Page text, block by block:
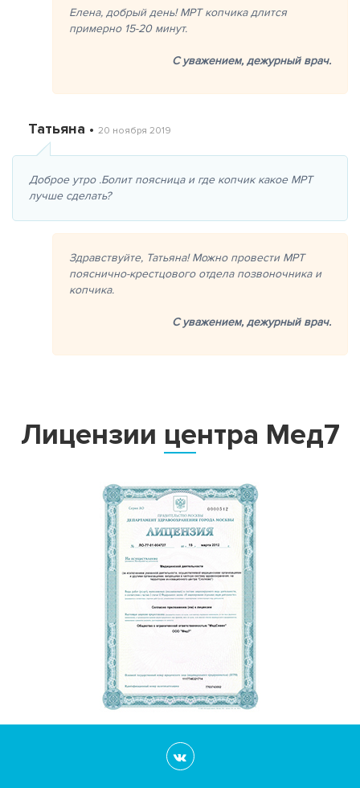
Елена, добрый день! МРТ копчика длится
примерно 15-20 минут.
С уважением, дежурный врач.
Татьяна • 20 ноября 2019
Доброе утро .Болит поясница и где копчик какое МРТ
лучше сделать?
Здравствуйте, Татьяна! Можно провести МРТ
пояснично-крестцового отдела позвоночника и
копчика.
С уважением, дежурный врач.
Лицензии центра Мед7